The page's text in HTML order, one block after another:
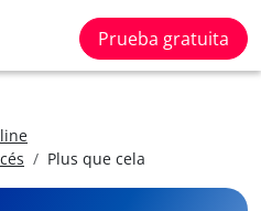
Prueba gratuita
Plus que cela